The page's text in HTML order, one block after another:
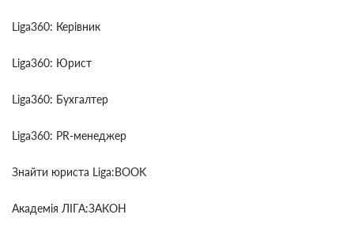
Liga360: Керівник
Liga360: Юрист
Liga360: Бухгалтер
Liga360: PR-менеджер
Знайти юриста Liga:BOOK
Академія ЛІГА:ЗАКОН